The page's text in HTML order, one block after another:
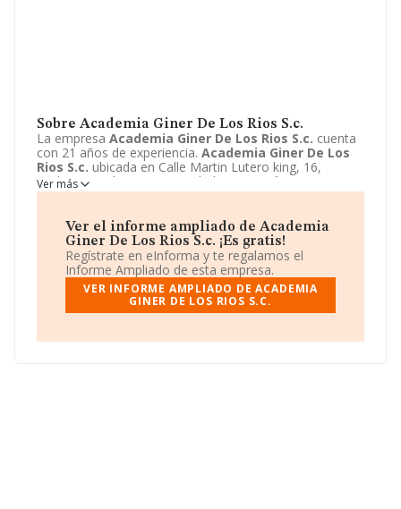
Sobre Academia Giner De Los Rios S.c.
La empresa Academia Giner De Los Rios S.c. cuenta
con 21 años de experiencia. Academia Giner De Los
Rios S.c. ubicada en Calle Martin Lutero king, 16,
Badajoz, Badajoz. Su actividad CNAE se fine como 8559
- Otra educación n.c.o.p.. El modelo de sociedad de
Ver más
Ver el informe ampliado de Academia
Giner De Los Rios S.c. ¡Es gratis!
Regístrate en eInforma y te regalamos el
Informe Ampliado de esta empresa.
VER INFORME AMPLIADO DE ACADEMIA
GINER DE LOS RIOS S.C.